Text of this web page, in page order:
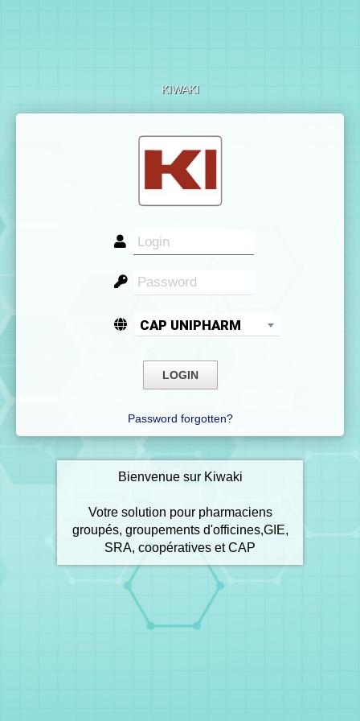
KIWAKI
CAP UNIPHARM
Password forgotten?
Bienvenue sur Kiwaki
Votre solution pour pharmaciens
groupés, groupements d'officines,GIE,
SRA, coopératives et CAP